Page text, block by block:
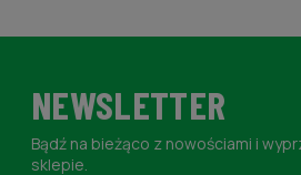
NEWSLETTER
Bądź na bieżąco z nowościami i
sklepie.